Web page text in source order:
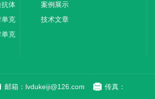
抗体
单克
单克
案例展示
技术文章
邮箱：lvdukeiji@126.com 传真：